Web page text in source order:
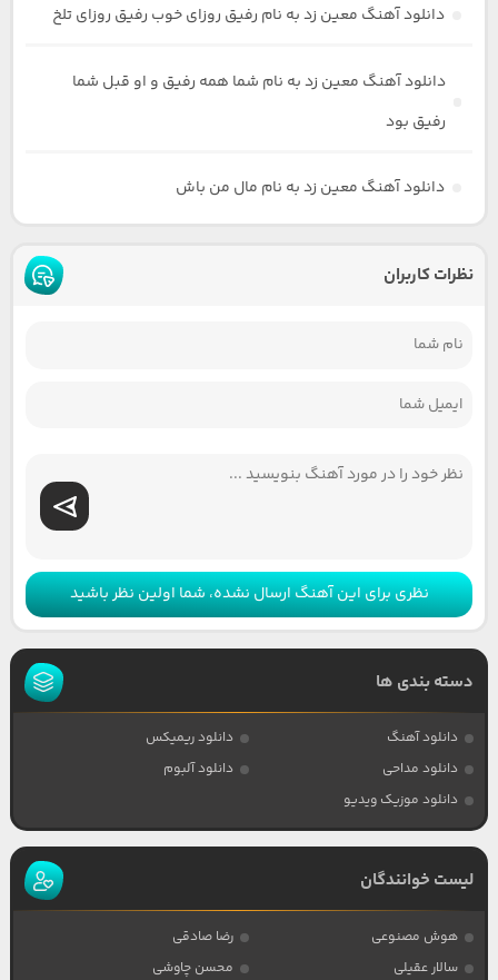
دانلود آهنگ معین زد به نام رفیق روزای خوب رفیق روزای تلخ
دانلود آهنگ معین زد به نام شما همه رفیق و او قبل شما
رفیق بود
دانلود آهنگ معین زد به نام مال من باش
نظرات کاربران
نظری برای این آهنگ ارسال نشده، شما اولین نظر باشید
دسته بندی ها
دانلود آهنگ
دانلود ریمیکس
دانلود مداحی
دانلود آلبوم
دانلود موزیک ویدیو
لیست خوانندگان
هوش مصنوعی
رضا صادقی
سالار عقیلی
محسن چاوشی